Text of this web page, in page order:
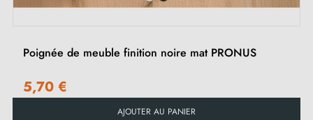
Poignée de meuble finition noire mat PRONUS
5,70 €
AJOUTER AU PANIER